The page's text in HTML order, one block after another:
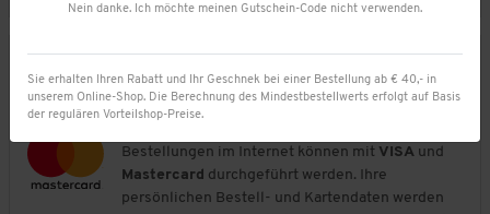
Kreditkarte
Vorteilshop bietet Ihnen die Möglichkeit sicher
Bestellungen im Internet können mit VISA und
Mastercard durchgeführt werden. Ihre
persönlichen Bestell- und Kartendaten werden
Nein danke. Ich möchte meinen Gutschein-Code nicht verwenden.
Sie erhalten Ihren Rabatt und Ihr Geschnek bei einer Bestellung ab € 40,- in
unserem Online-Shop. Die Berechnung des Mindestbestellwerts erfolgt auf Basis
der regulären Vorteilshop-Preise.